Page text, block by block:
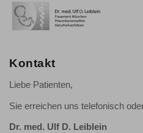
Kontakt
Liebe Patienten,
Sie erreichen uns telefonisch
Dr. med. Ulf D. Leiblein